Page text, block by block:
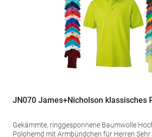
JN070 James+Nicholson klassisches
Gekämmte, ringgesponnene Baumwolle Hochwertiges
Polohemd mit Armbündchen für Herren Sehr feine Piqué-